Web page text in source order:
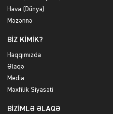
Hava (Dünya)
Məzənnə
BİZ KİMİK?
Haqqımızda
Əlaqə
Media
Məxfilik Siyasəti
BİZİMLƏ ƏLAQƏ